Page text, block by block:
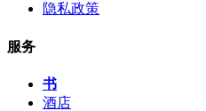
隐私政策
服务
书
酒店